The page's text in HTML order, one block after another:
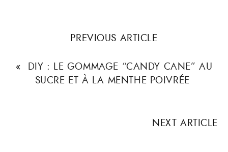
PREVIOUS ARTICLE
« DIY : LE GOMMAGE “CANDY CANE” AU
SUCRE ET À LA MENTHE POIVRÉE
NEXT ARTICLE